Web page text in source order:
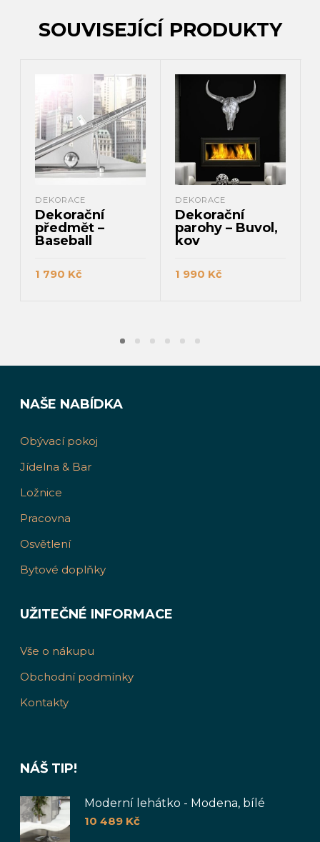
SOUVISEJÍCÍ PRODUKTY
DEKORACE
Dekorační
předmět –
Baseball
1 790 Kč
DEKORACE
Dekorační
parohy – Buvol,
kov
1 990 Kč
NAŠE NABÍDKA
Obývací pokoj
Jídelna & Bar
Ložnice
Pracovna
Osvětlení
Bytové doplňky
UŽITEČNÉ INFORMACE
Vše o nákupu
Obchodní podmínky
Kontakty
NÁŠ TIP!
Moderní lehátko - Modena, bílé
10 489 Kč